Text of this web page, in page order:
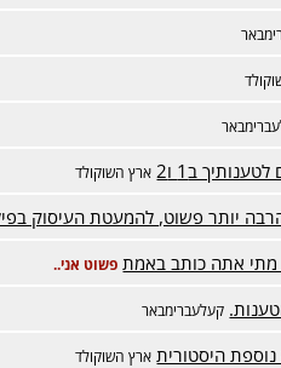
ב1 ו2 ארץ השוקולד
יותר פשוט, להמעטת העיסוק
מתי אתה כותב באמת פשוט אני..
קעלעברימבאר
היסטורית ארץ השוקולד